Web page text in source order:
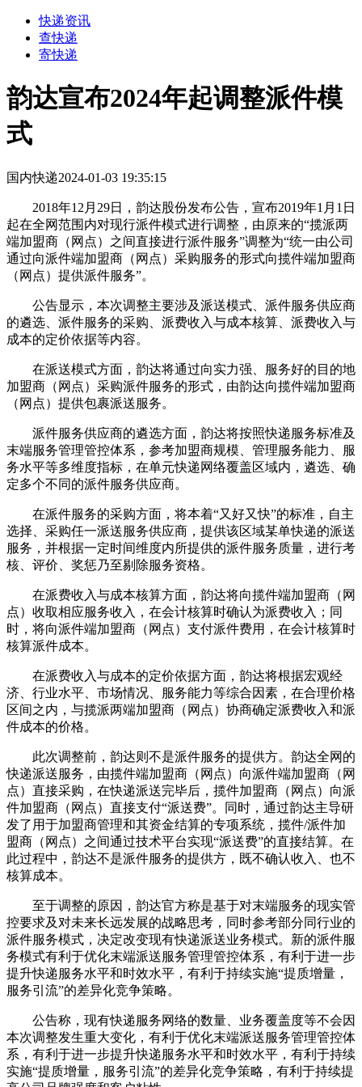
快递资讯
查快递
寄快递
韵达宣布2024年起调整派件模
式
国内快递2024-01-03 19:35:15
2018年12月29日，韵达股份发布公告，宣布2019年1月1日
起在全网范围内对现行派件模式进行调整，由原来的“揽派两
端加盟商（网点）之间直接进行派件服务”调整为“统一由公司
通过向派件端加盟商（网点）采购服务的形式向揽件端加盟商
（网点）提供派件服务”。
公告显示，本次调整主要涉及派送模式、派件服务供应商
的遴选、派件服务的采购、派费收入与成本核算、派费收入与
成本的定价依据等内容。
在派送模式方面，韵达将通过向实力强、服务好的目的地
加盟商（网点）采购派件服务的形式，由韵达向揽件端加盟商
（网点）提供包裹派送服务。
派件服务供应商的遴选方面，韵达将按照快递服务标准及
末端服务管理管控体系，参考加盟商规模、管理服务能力、服
务水平等多维度指标，在单元快递网络覆盖区域内，遴选、确
定多个不同的派件服务供应商。
在派件服务的采购方面，将本着“又好又快”的标准，自主
选择、采购任一派送服务供应商，提供该区域某单快递的派送
服务，并根据一定时间维度内所提供的派件服务质量，进行考
核、评价、奖惩乃至剔除服务资格。
在派费收入与成本核算方面，韵达将向揽件端加盟商（网
点）收取相应服务收入，在会计核算时确认为派费收入；同
时，将向派件端加盟商（网点）支付派件费用，在会计核算时
核算派件成本。
在派费收入与成本的定价依据方面，韵达将根据宏观经
济、行业水平、市场情况、服务能力等综合因素，在合理价格
区间之内，与揽派两端加盟商（网点）协商确定派费收入和派
件成本的价格。
此次调整前，韵达则不是派件服务的提供方。韵达全网的
快递派送服务，由揽件端加盟商（网点）向派件端加盟商（网
点）直接采购，在快递派送完毕后，揽件加盟商（网点）向派
件加盟商（网点）直接支付“派送费”。同时，通过韵达主导研
发了用于加盟商管理和其资金结算的专项系统，揽件/派件加
盟商（网点）之间通过技术平台实现“派送费”的直接结算。在
此过程中，韵达不是派件服务的提供方，既不确认收入、也不
核算成本。
至于调整的原因，韵达官方称是基于对末端服务的现实管
控要求及对未来长远发展的战略思考，同时参考部分同行业的
派件服务模式，决定改变现有快递派送业务模式。新的派件服
务模式有利于优化末端派送服务管理管控体系，有利于进一步
提升快递服务水平和时效水平，有利于持续实施“提质增量，
服务引流”的差异化竞争策略。
公告称，现有快递服务网络的数量、业务覆盖度等不会因
本次调整发生重大变化，有利于优化末端派送服务管理管控体
系，有利于进一步提升快递服务水平和时效水平，有利于持续
实施“提质增量，服务引流”的差异化竞争策略，有利于持续提